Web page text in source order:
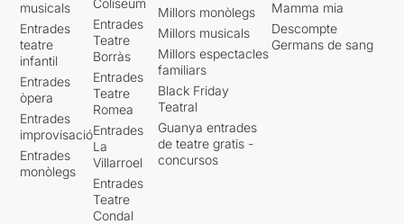
musicals
Entrades
teatre
infantil
Entrades
òpera
Entrades
improvisació
Entrades
monòlegs
Entrades
Teatre
Borràs
Entrades
Teatre
Romea
Entrades
La
Villarroel
Entrades
Teatre
Condal
Millors monòlegs
Millors musicals
Millors espectacles
familiars
Black Friday
Teatral
Guanya entrades
de teatre gratis -
concursos
Mamma mia
Descompte
Germans de sang